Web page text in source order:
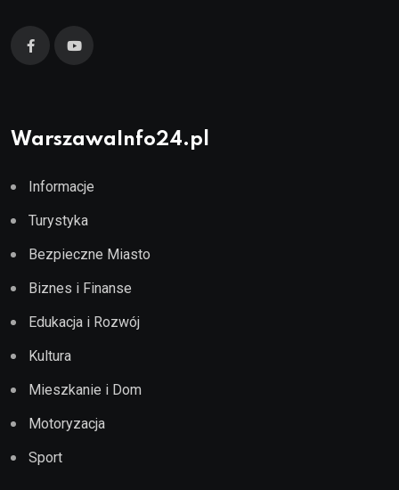
WarszawaInfo24.pl
Informacje
Turystyka
Bezpieczne Miasto
Biznes i Finanse
Edukacja i Rozwój
Kultura
Mieszkanie i Dom
Motoryzacja
Sport